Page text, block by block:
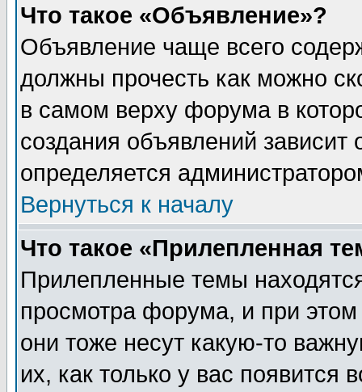
Что такое «Объявление»?
Объявление чаще всего
должны прочесть как можно
в самом верху форума в
создания объявлений зависит
определяется
Вернуться к началу
Что такое «Прилепленная
Прилепленные темы
просмотра форума, и при
они тоже несут какую-то
их, как только у вас появится